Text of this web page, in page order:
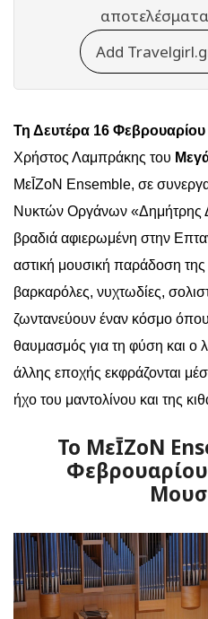
Add
Τη Δευτέρα 16 Φεβρουαρίου
Χρήστος Λαμπράκης του
ΜεĪΖοΝ Ensemble, σε
Νυκτών Οργάνων «Δημήτρης
βραδιά αφιερωμένη στην
αστική μουσική παράδοση
βαρκαρόλες, νυχτωδίες,
ζωντανεύουν έναν κόσμο
θαυμασμός για τη φύση και ο
άλλης εποχής εκφράζονται
ήχο του μαντολίνου και της
To ΜεĪΖοΝ